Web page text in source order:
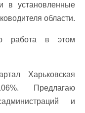
в установленные
области.
работа в этом
Харьковская
Предлагаю
и